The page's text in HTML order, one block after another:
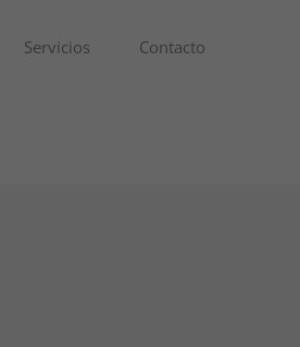
Servicios Contacto